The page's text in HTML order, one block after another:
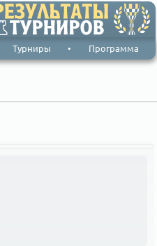
Турниры • Программа